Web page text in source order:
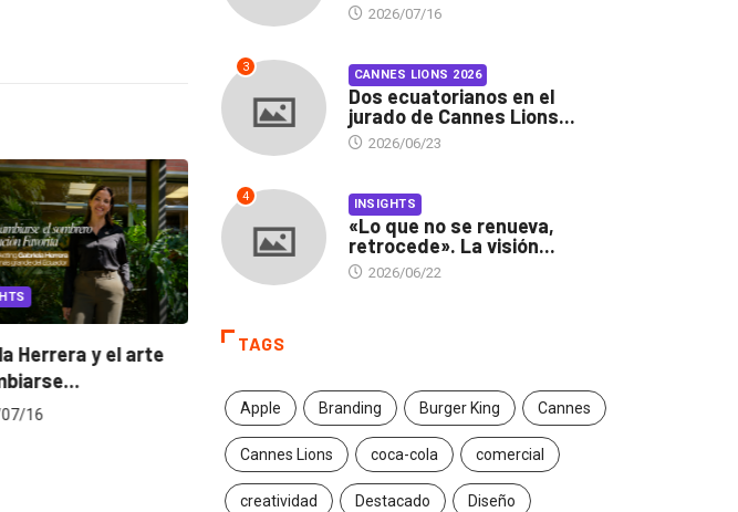
CANNES LIONS 2026
Dos ecuatorianos en el
jurado de Cannes...
2026/06/23
2026/07/16
3 CANNES LIONS 2026
Dos ecuatorianos en el
jurado de Cannes Lions...
2026/06/23
4 INSIGHTS
«Lo que no se renueva,
retrocede». La visión...
2026/06/22
TAGS
Apple Branding Burger King Cannes
Cannes Lions coca-cola comercial
creatividad Destacado Diseño